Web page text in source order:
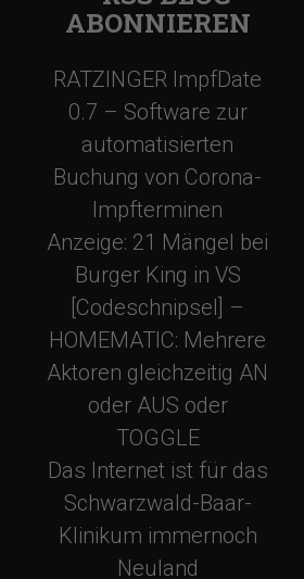
ABONNIEREN
RATZINGER ImpfDate
0.7 – Software zur
automatisierten
Buchung von Corona-
Impfterminen
Anzeige: 21 Mängel bei
Burger King in VS
[Codeschnipsel] –
HOMEMATIC: Mehrere
Aktoren gleichzeitig AN
oder AUS oder
TOGGLE
Das Internet ist für das
Schwarzwald-Baar-
Klinikum immernoch
Neuland